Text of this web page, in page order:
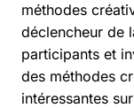
méthodes
déclencheur de
participants et
des méthodes
intéressantes